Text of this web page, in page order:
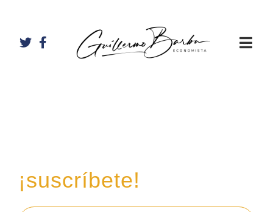
¡suscríbete!